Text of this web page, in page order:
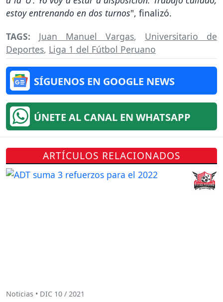
estoy entrenando en dos turnos", finalizó.
TAGS: Juan Manuel Vargas, Universitario de
Deportes, Liga 1 del Fútbol Peruano
SÍGUENOS EN GOOGLE NEWS
ÚNETE AL CANAL EN WHATSAPP
ARTÍCULOS RELACIONADOS
Noticias • DIC 10 / 2021